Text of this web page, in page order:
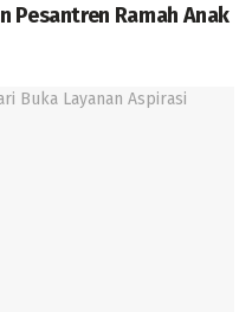
Pesantren Ramah Anak